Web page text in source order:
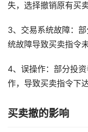
失，选择撤销原有买卖
3、交易系统故障：
统故障导致买卖指令
4、误操作：部分投
作，导致买卖指令下
买卖撤的影响